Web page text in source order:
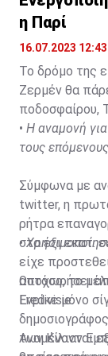
η Παρί
16.07.2023 12:43
Το δρόμο της
Ζερμέν θα
ποδοσφαίρου,
• Η αναμονή
τους
Σύμφωνα με
twitter, η
ρήτρα
στα έξι εκατ.
είχε
αποχωρήσει
Eredivisie.
•
Ωστόσο, το
Ενρίκε μόνο
των Κίλιαν
Αναμένονται